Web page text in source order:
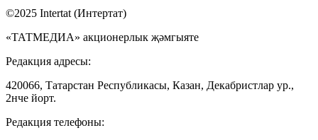
©2025 Intertat (Интертат)
«ТАТМЕДИА» акционерлык җәмгыяте
Редакция адресы:
420066, Татарстан Республикасы, Казан, Декабристлар ур.,
2нче йорт.
Редакция телефоны: